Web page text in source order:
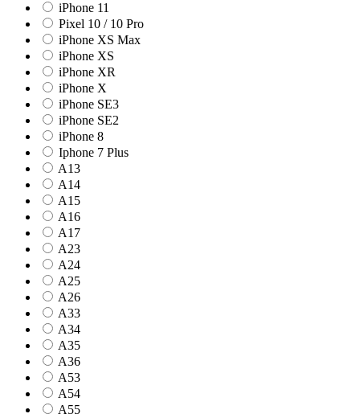
iPhone 11
Pixel 10 / 10 Pro
iPhone XS Max
iPhone XS
iPhone XR
iPhone X
iPhone SE3
iPhone SE2
iPhone 8
Iphone 7 Plus
A13
A14
A15
A16
A17
A23
A24
A25
A26
A33
A34
A35
A36
A53
A54
A55